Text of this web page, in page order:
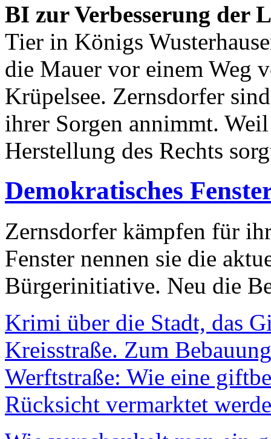
BI zur Verbesserung der
Tier in Königs
die Mauer vor einem Weg
Krüpelsee. Zernsdorfer
ihrer Sorgen annimmt.
Herstellung des Rechts
Demokratisches
Zernsdorfer kämpfen für
Fenster nennen sie die
Bürgerinitiative. Neu die
Krimi über die Stadt, das
Kreisstraße. Zum
Werftstraße: Wie eine
Rücksicht vermarktet